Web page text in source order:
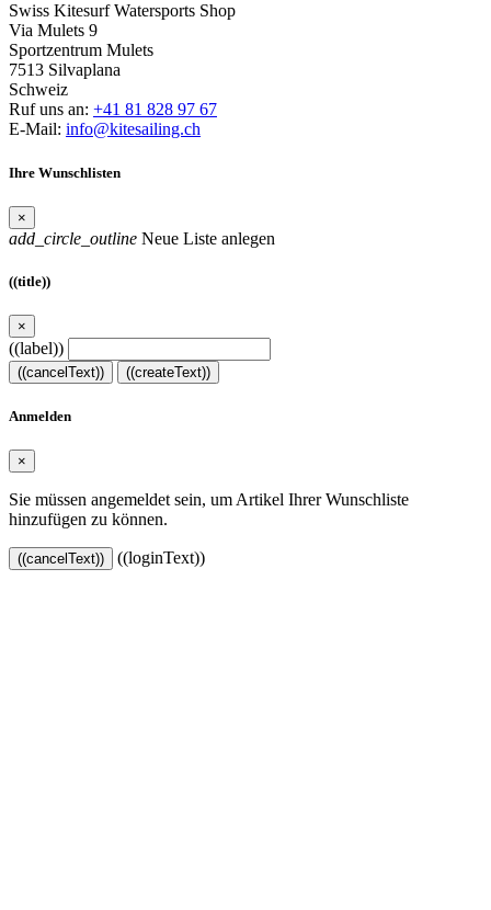
Swiss Kitesurf Watersports Shop
Via Mulets 9
Sportzentrum Mulets
7513 Silvaplana
Schweiz
Ruf uns an: +41 81 828 97 67
E-Mail: info@kitesailing.ch
Ihre Wunschlisten
×
add_circle_outline Neue Liste anlegen
((title))
×
((label))
((cancelText)) ((createText))
Anmelden
×
Sie müssen angemeldet sein, um Artikel Ihrer Wunschliste
hinzufügen zu können.
((cancelText)) ((loginText))